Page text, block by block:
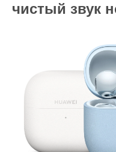
чистый звук